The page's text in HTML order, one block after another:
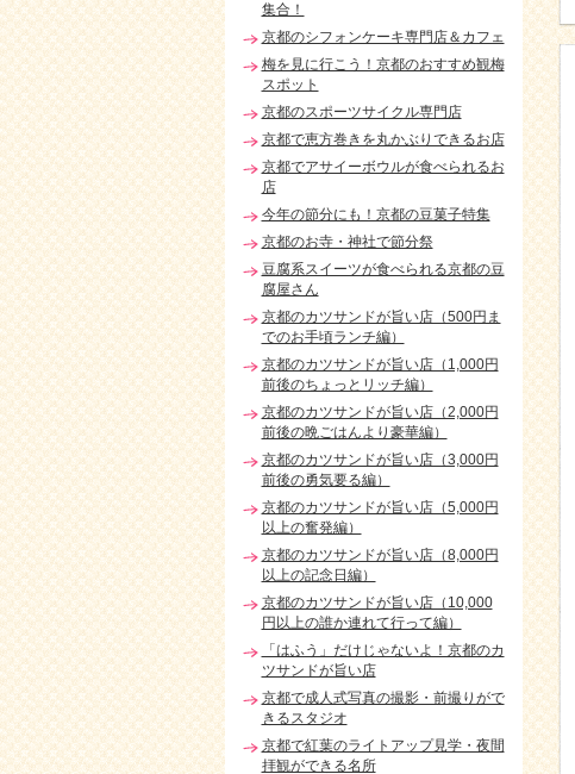
集合！
京都のシフォンケーキ専門店＆カフェ
梅を見に行こう！京都のおすすめ観梅
スポット
京都のスポーツサイクル専門店
京都で恵方巻きを丸かぶりできるお店
京都でアサイーボウルが食べられるお
店
今年の節分にも！京都の豆菓子特集
京都のお寺・神社で節分祭
豆腐系スイーツが食べられる京都の豆
腐屋さん
京都のカツサンドが旨い店（500円ま
でのお手頃ランチ編）
京都のカツサンドが旨い店（1,000円
前後のちょっとリッチ編）
京都のカツサンドが旨い店（2,000円
前後の晩ごはんより豪華編）
京都のカツサンドが旨い店（3,000円
前後の勇気要る編）
京都のカツサンドが旨い店（5,000円
以上の奮発編）
京都のカツサンドが旨い店（8,000円
以上の記念日編）
京都のカツサンドが旨い店（10,000
円以上の誰か連れて行って編）
「はふう」だけじゃないよ！京都のカ
ツサンドが旨い店
京都で成人式写真の撮影・前撮りがで
きるスタジオ
京都で紅葉のライトアップ見学・夜間
拝観ができる名所